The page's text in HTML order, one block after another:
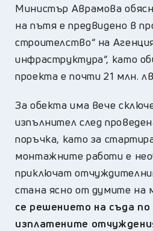
Министър Аврамова
на пътя е предвидено в
строителство“ на
инфраструктура“, като
проекта е почти 21 млн.
За обекта има вече
изпълнител след
поръчка, като за
монтажните работи е
приключат
стана ясно от думите на
се решението на съда
изплатените